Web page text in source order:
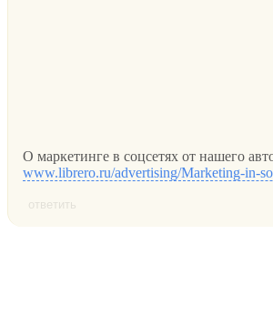
О маркетинге в соцсетях от нашего
www.librero.ru/advertising/Marketing-in-
ответить